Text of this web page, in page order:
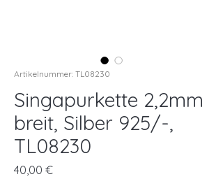
Artikelnummer: TL08230
Singapurkette 2,2mm
breit, Silber 925/-,
TL08230
40,00 €Preis